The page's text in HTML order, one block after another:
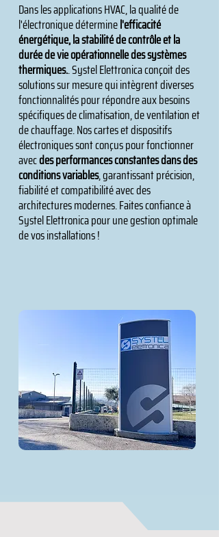
Dans les applications HVAC, la qualité de
l'électronique déterminel'efficacité
énergétique, la stabilité de contrôle et la
durée de vie opérationnelle des systèmes
thermiques.. Systel Elettronica conçoit des
solutions sur mesure qui intègrent diverses
fonctionnalités pour répondre aux besoins
spécifiques de climatisation, de ventilation et
de chauffage. Nos cartes et dispositifs
électroniques sont conçus pour fonctionner
avecdes performances constantes dans des
conditions variables, garantissant précision,
fiabilité et compatibilité avec des
architectures modernes. Faites confiance à
Systel Elettronica pour une gestion optimale
de vos installations !